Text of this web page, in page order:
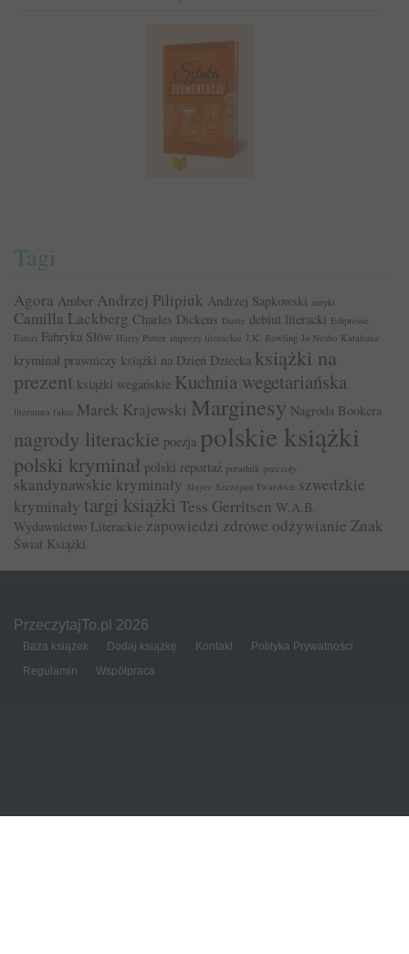
Tagi
Agora Amber Andrzej Pilipiuk Andrzej Sapkowski antyki
Camilla Lackberg Charles Dickens Dante debiut literacki Edipresse
Esteri Fabryka Słów Harry Potter imprezy literackie J.K. Rowling Jo Nesbo Katalonia
kryminał prawniczy książki na Dzień Dziecka książki na
prezent książki wegańskie Kuchnia wegetariańska
literatura faktu Marek Krajewski Marginesy Nagroda Bookera
nagrody literackie poezja polskie książki
polski kryminał polski reportaż poradnik pszczoły
skandynawskie kryminały Slayer Szczepan Twardoch szwedzkie
kryminały targi książki Tess Gerritsen W.A.B.
Wydawnictwo Literackie zapowiedzi zdrowe odżywianie Znak
Świat Książki
PrzeczytajTo.pl 2026
Baza książek Dodaj książkę Kontakt
Polityka Prywatności
Regulamin
Współpraca